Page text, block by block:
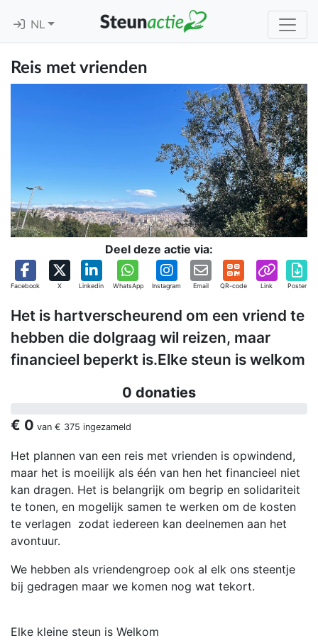
NL
Reis met vrienden
Deel deze actie via:
Facebook X Linkedin WhatsApp Instagram Email QR-code Link Poster
Het is hartverscheurend om een vriend te
hebben die dolgraag wil reizen, maar
financieel beperkt is.Elke steun is welkom
0 donaties
€ 0 van € 375 ingezameld
Het plannen van een reis met vrienden is opwindend,
maar het is moeilijk als één van hen het financieel niet
kan dragen. Het is belangrijk om begrip en solidariteit
te tonen, en mogelijk samen te werken om de kosten
te verlagen zodat iedereen kan deelnemen aan het
avontuur.
We hebben als vriendengroep ook al elk ons steentje
bij gedragen maar we komen nog wat tekort.
Elke kleine steun is Welkom